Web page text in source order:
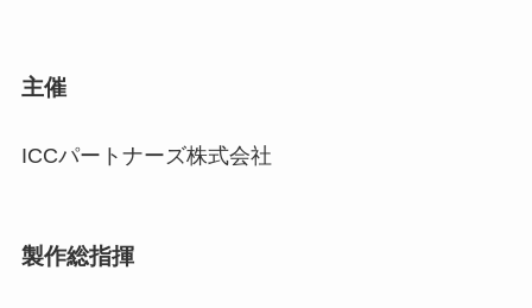
主催
ICCパートナーズ株式会社
製作総指揮